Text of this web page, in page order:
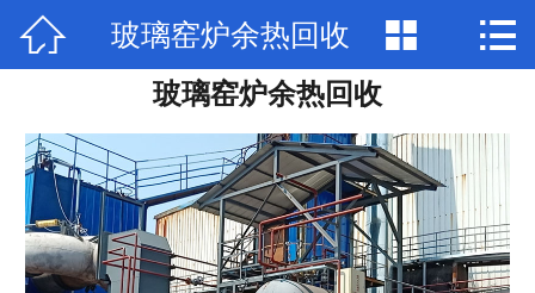
 网站首页
关于我们
产品中心
新闻动态
厂房场景
 玻璃窑炉余热回收  
玻璃窑炉余热回收